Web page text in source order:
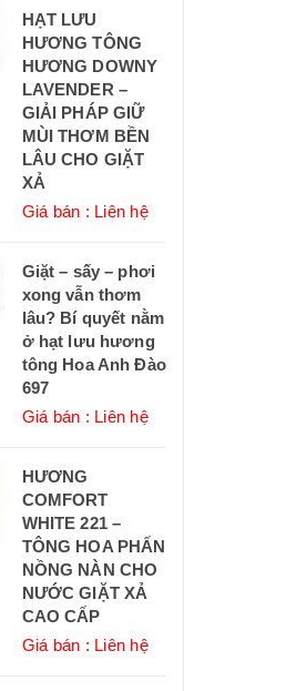
HẠT LƯU
HƯƠNG TÔNG
HƯƠNG DOWNY
LAVENDER –
GIẢI PHÁP GIỮ
MÙI THƠM BỀN
LÂU CHO GIẶT
XẢ
Giá bán : Liên hệ
Giặt – sấy – phơi
xong vẫn thơm
lâu? Bí quyết nằm
ở hạt lưu hương
tông Hoa Anh Đào
697
Giá bán : Liên hệ
HƯƠNG
COMFORT
WHITE 221 –
TÔNG HOA PHẤN
NỒNG NÀN CHO
NƯỚC GIẶT XẢ
CAO CẤP
Giá bán : Liên hệ